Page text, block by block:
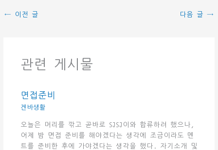
← 이전 글 다음 글 →
관련 게시물
면접준비
겐바생활
오늘은 머리를 깎고 곧바로 SJSJ이와 합류하려 했으나,
어제 밤 면접 준비를 해야겠다는 생각에 조금이라도 멘
트를 준비한 후에 가야겠다는 생각을 했다. 자기소개 및